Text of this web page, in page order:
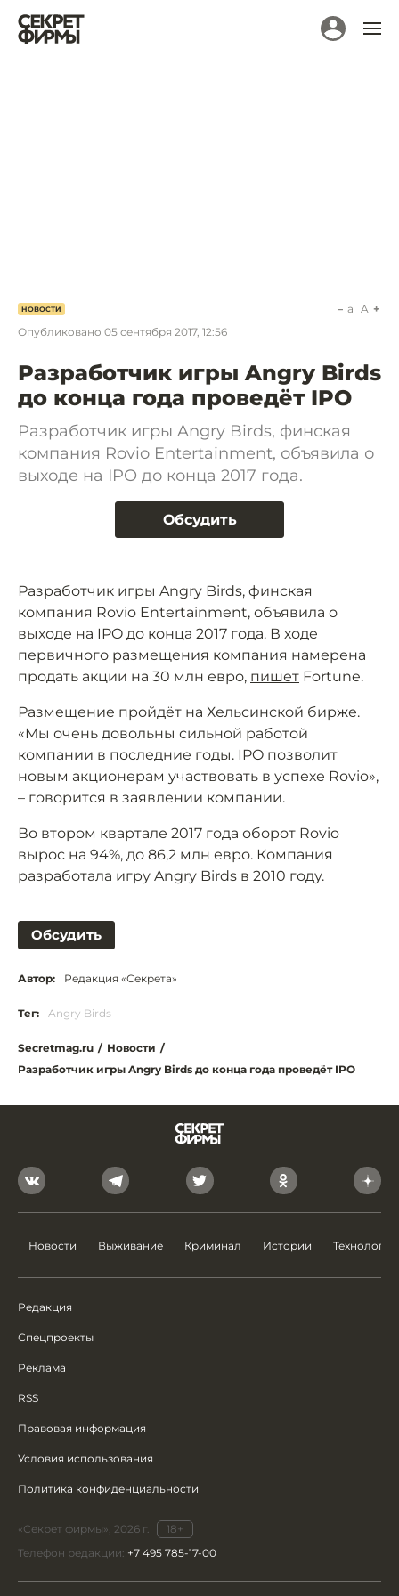
НОВОСТИ
Опубликовано 05 сентября 2017, 12:56
a A
Разработчик игры Angry Birds
до конца года проведёт IPO
Разработчик игры Angry Birds, финская
компания Rovio Entertainment, объявила о
выходе на IPO до конца 2017 года.
Обсудить
Разработчик игры Angry Birds, финская
компания Rovio Entertainment, объявила о
выходе на IPO до конца 2017 года. В ходе
первичного размещения компания намерена
продать акции на 30 млн евро, пишет Fortune.
Размещение пройдёт на Хельсинской бирже.
«Мы очень довольны сильной работой
компании в последние годы. IPO позволит
новым акционерам участвовать в успехе Rovio»,
– говорится в заявлении компании.
Во втором квартале 2017 года оборот Rovio
вырос на 94%, до 86,2 млн евро. Компания
разработала игру Angry Birds в 2010 году.
Обсудить
Автор: Редакция «Секрета»
Тег: Angry Birds
Secretmag.ru / Новости /
Разработчик игры Angry Birds до конца года проведёт IPO
Новости Выживание Криминал Истории Технологии
Редакция
Спецпроекты
Реклама
RSS
Правовая информация
Условия использования
Политика конфиденциальности
«Секрет фирмы», 2026 г.
18+
Телефон редакции: +7 495 785-17-00